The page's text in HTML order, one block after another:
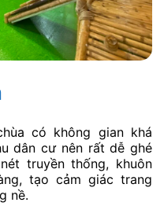
có không gian khá
dân cư nên rất dễ ghé
truyền thống, khuôn
tạo cảm giác trang
nề.